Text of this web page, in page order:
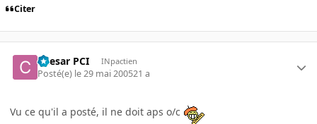
Citer
Caesar PCI INpactien
Posté(e) le 29 mai 200521 a
Vu ce qu'il a posté, il ne doit aps o/c